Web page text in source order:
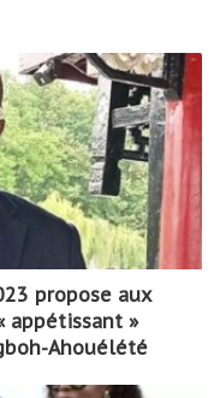
propose aux
appétissant »
Ahouélété